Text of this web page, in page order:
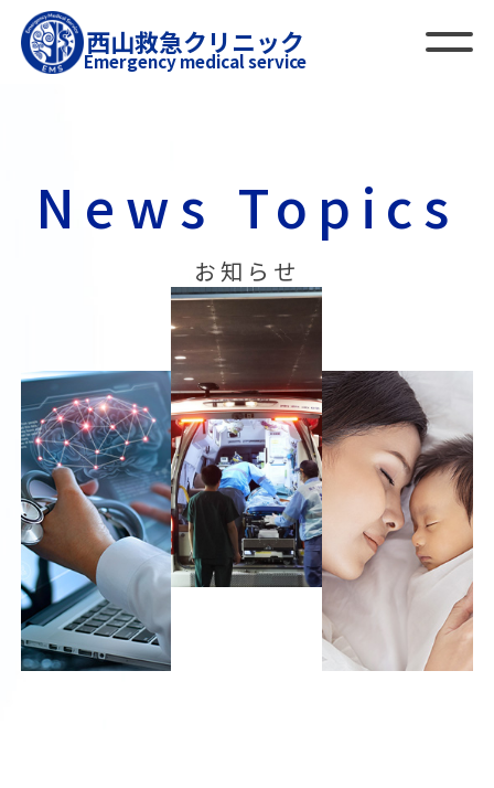
西山救急クリニック
Emergency medical service
News Topics
お知らせ